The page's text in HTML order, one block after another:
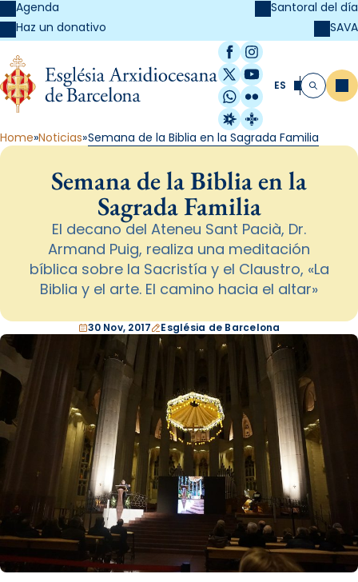
Agenda
Haz un donativo
Santoral del día
SAVA
Facebook
Instagram
X / Twitter
YouTube
WhatsApp
Flickr
Radio Estel
Catalunya
ES Buscar
Home Noticias Semana de la Biblia en la Sagrada Familia
Semana de la Biblia en la
Sagrada Familia
El decano del Ateneu Sant Pacià, Dr.
Armand Puig, realiza una meditación
bíblica sobre la Sacristía y el Claustro, «La
Biblia y el arte. El camino hacia el altar»
30 Nov, 2017 Església de Barcelona